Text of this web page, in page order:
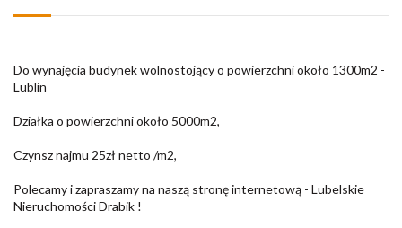
Do wynajęcia budynek wolnostojący o powierzchni około 1300m2 -
Lublin
Działka o powierzchni około 5000m2,
Czynsz najmu 25zł netto /m2,
Polecamy i zapraszamy na naszą stronę internetową - Lubelskie
Nieruchomości Drabik !